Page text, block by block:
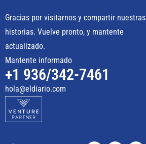
Gracias por visitarnos y compartir nuestras
historias. Vuelve pronto, y mantente
actualizado.
Mantente informado
+1 936/342-7461
hola@eldiario.com